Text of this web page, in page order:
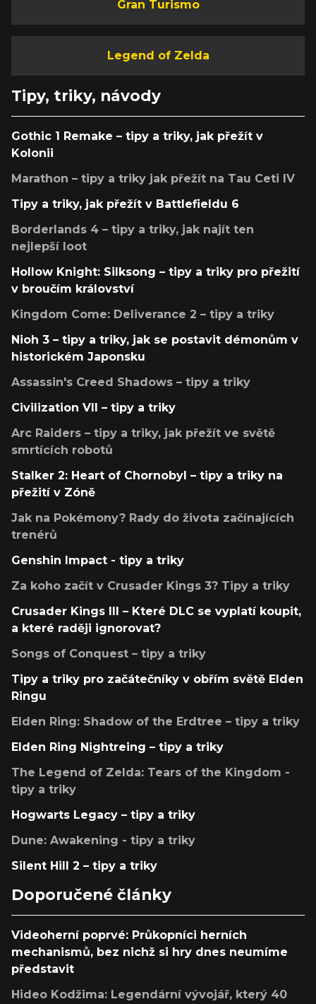
Gran Turismo
Legend of Zelda
Tipy, triky, návody
Gothic 1 Remake – tipy a triky, jak přežít v
Kolonii
Marathon – tipy a triky jak přežít na Tau Ceti IV
Tipy a triky, jak přežít v Battlefieldu 6
Borderlands 4 – tipy a triky, jak najít ten
nejlepší loot
Hollow Knight: Silksong – tipy a triky pro přežití
v broučím království
Kingdom Come: Deliverance 2 – tipy a triky
Nioh 3 – tipy a triky, jak se postavit démonům v
historickém Japonsku
Assassin's Creed Shadows – tipy a triky
Civilization VII – tipy a triky
Arc Raiders – tipy a triky, jak přežít ve světě
smrtících robotů
Stalker 2: Heart of Chornobyl – tipy a triky na
přežití v Zóně
Jak na Pokémony? Rady do života začínajících
trenérů
Genshin Impact - tipy a triky
Za koho začít v Crusader Kings 3? Tipy a triky
Crusader Kings III – Které DLC se vyplatí koupit,
a které raději ignorovat?
Songs of Conquest – tipy a triky
Tipy a triky pro začátečníky v obřím světě Elden
Ringu
Elden Ring: Shadow of the Erdtree – tipy a triky
Elden Ring Nightreing – tipy a triky
The Legend of Zelda: Tears of the Kingdom -
tipy a triky
Hogwarts Legacy – tipy a triky
Dune: Awakening - tipy a triky
Silent Hill 2 – tipy a triky
Doporučené články
Videoherní poprvé: Průkopníci herních
mechanismů, bez nichž si hry dnes neumíme
představit
Hideo Kodžima: Legendární vývojář, který 40